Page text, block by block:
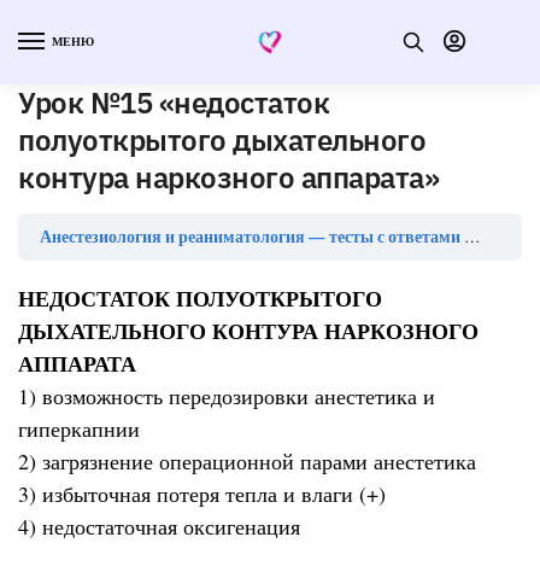
МЕНЮ
Урок №15 «недостаток
полуоткрытого дыхательного
контура наркозного аппарата»
Анестезиология и реаниматология — тесты с ответами Урок
НЕДОСТАТОК ПОЛУОТКРЫТОГО
ДЫХАТЕЛЬНОГО КОНТУРА НАРКОЗНОГО
АППАРАТА
1) возможность передозировки анестетика и
гиперкапнии
2) загрязнение операционной парами анестетика
3) избыточная потеря тепла и влаги (+)
4) недостаточная оксигенация